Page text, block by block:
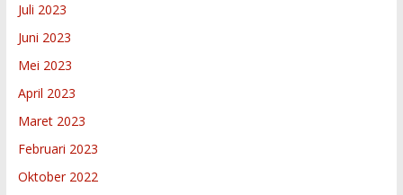
Juli 2023
Juni 2023
Mei 2023
April 2023
Maret 2023
Februari 2023
Oktober 2022